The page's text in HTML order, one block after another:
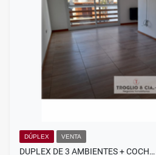
DÚPLEX VENTA
DUPLEX DE 3 AMBIENTES + COCH…